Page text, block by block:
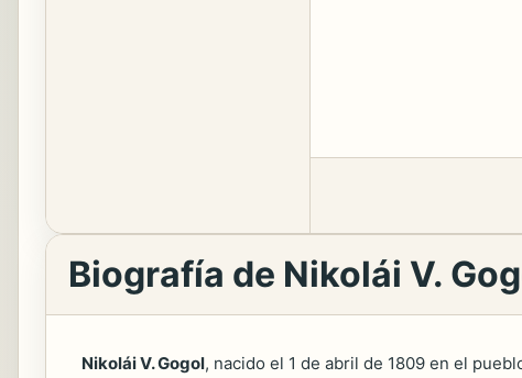
Biografía de Nikolái V.
Nikolái V. Gogol, nacido el 1 de abril de 1809 en el